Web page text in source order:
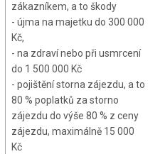
zákazníkem, a to škody
- újma na majetku do 300 000
Kč,
- na zdraví nebo při usmrcení
do 1 500 000 Kč
- pojištění storna zájezdu, a to
80 % poplatků za storno
zájezdu do výše 80 % z ceny
zájezdu, maximálně 15 000
Kč